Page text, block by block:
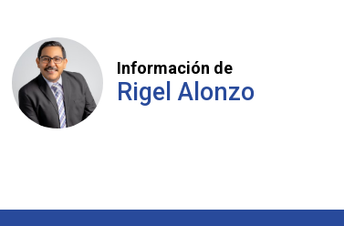
Información de
Rigel Alonzo